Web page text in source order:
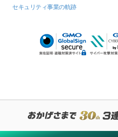
セキュリティ事業の軌跡